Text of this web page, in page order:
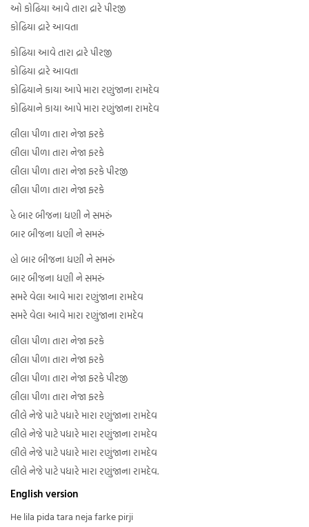
ઓ કોઢિયા આવે તારા દ્રારે પીરજી
કોઢિયા દ્રારે આવતા
કોઢિયા આવે તારા દ્રારે પીરજી
કોઢિયા દ્રારે આવતા
કોઢિયાને કાયા આપે મારા રણુંજાના રામદેવ
કોઢિયાને કાયા આપે મારા રણુંજાના રામદેવ
લીલા પીળા તારા નેજા ફરકે
લીલા પીળા તારા નેજા ફરકે
લીલા પીળા તારા નેજા ફરકે પીરજી
લીલા પીળા તારા નેજા ફરકે
હે બાર બીજના ધણી ને સમરું
બાર બીજના ધણી ને સમરું
હો બાર બીજના ધણી ને સમરું
બાર બીજના ધણી ને સમરું
સમરે વેલા આવે મારા રણુંજાના રામદેવ
સમરે વેલા આવે મારા રણુંજાના રામદેવ
લીલા પીળા તારા નેજા ફરકે
લીલા પીળા તારા નેજા ફરકે
લીલા પીળા તારા નેજા ફરકે પીરજી
લીલા પીળા તારા નેજા ફરકે
લીલે નેજે પાટે પધારે મારા રણુંજાના રામદેવ
લીલે નેજે પાટે પધારે મારા રણુંજાના રામદેવ
લીલે નેજે પાટે પધારે મારા રણુંજાના રામદેવ
લીલે નેજે પાટે પધારે મારા રણુંજાના રામદેવ.
English version
He lila pida tara neja farke pirji